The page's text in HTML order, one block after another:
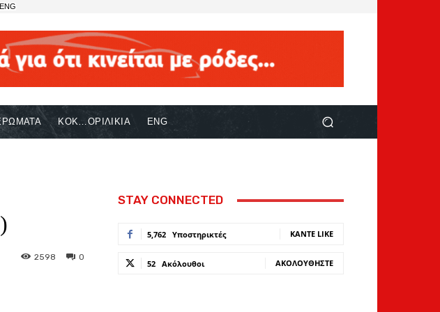
ENG
ΚΟΚ…ΟΡΙΛΙΚΙΑ ENG
0
2598
STAY CONNECTED
5,762 Υποστηρικτές ΚΆΝΤΕ LIKE
52 Ακόλουθοι ΑΚΟΛΟΥΘΉΣΤΕ